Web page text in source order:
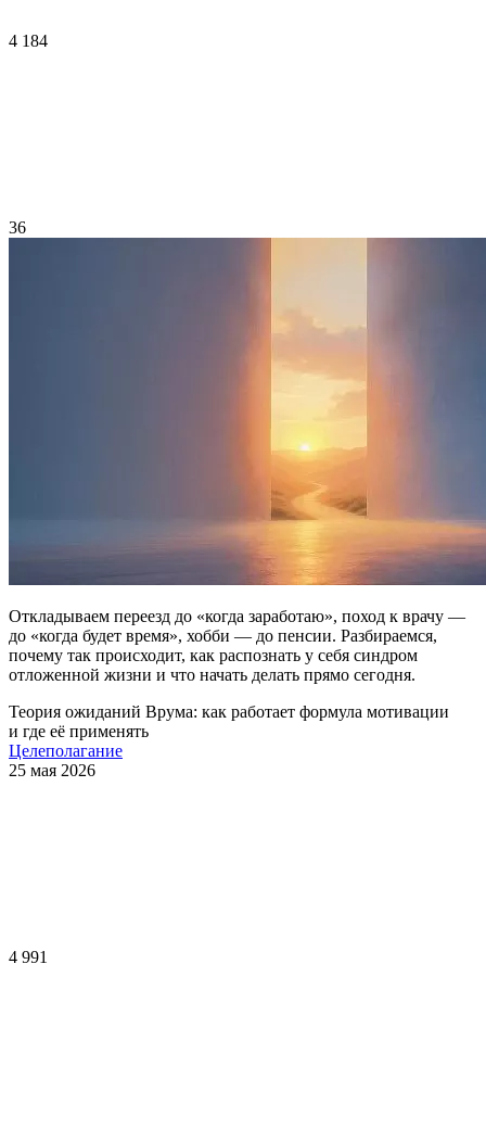
4 184
36
Откладываем переезд до «когда заработаю», поход к врачу —
до «когда будет время», хобби — до пенсии. Разбираемся,
почему так происходит, как распознать у себя синдром
отложенной жизни и что начать делать прямо сегодня.
Теория ожиданий Врума: как работает формула мотивации
и где её применять
Целеполагание
25 мая 2026
4 991